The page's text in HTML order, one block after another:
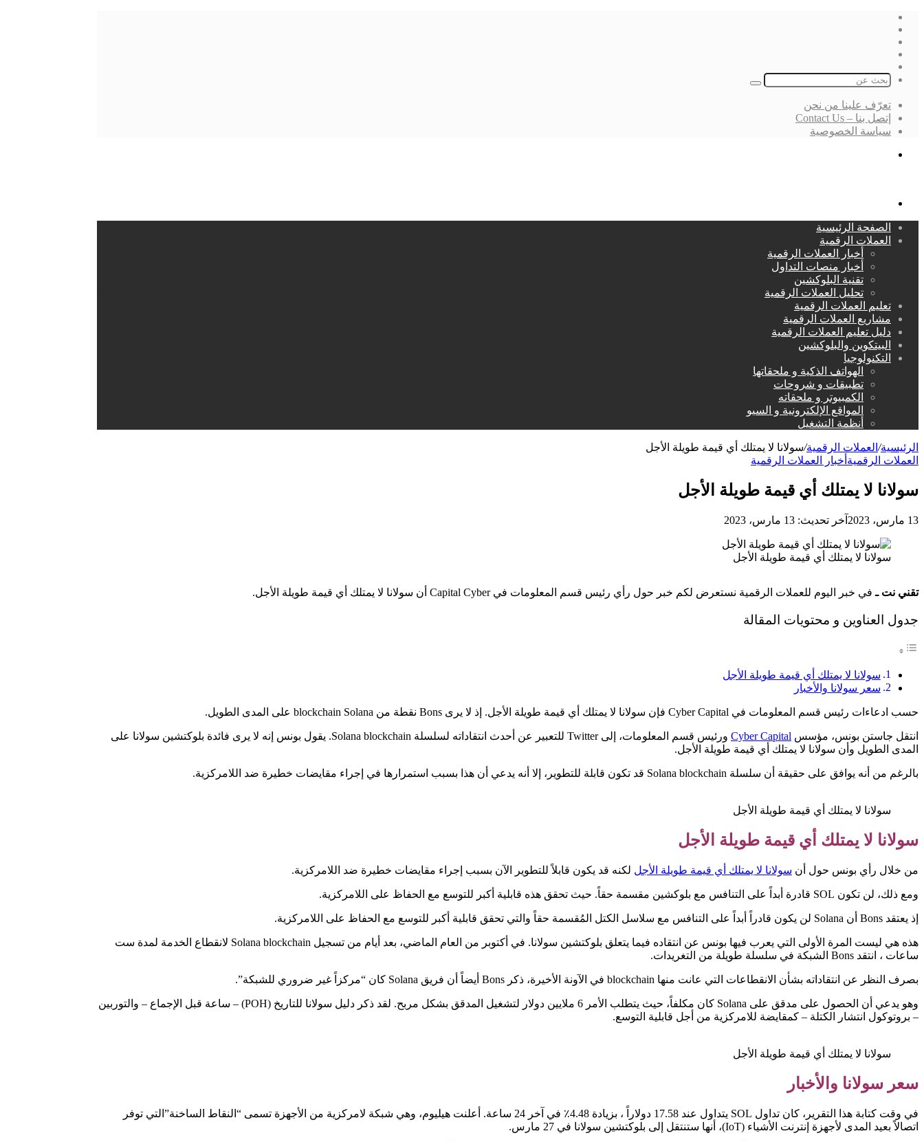
بحث
تعرّف علينا من نحن
إتصل بنا – Contact Us
سياسة الخصوصية
الصفحة الرئيسية
العملات الرقمية
أخبار العملات الرقمية
أخبار منصات التداول
تقنية البلوكشين
تحليل العملات الرقمية
تعليم العملات الرقمية
مشاريع العملات الرقمية
دليل تعليم العملات الرقمية
البيتكوين والبلوكشين
التكنولوجيا
الهواتف الذكية و ملحقاتها
تطبيقات و شروحات
الكمبيوتر و ملحقاته
المواقع الإلكترونية و السيو
أنظمة التشغيل
الرئيسية/ العملات الرقمية/سولانا لا يمتلك أي قيمة طويلة الأجل
العملات الرقمية أخبار العملات الرقمية
سولانا لا يمتلك أي قيمة طويلة الأجل
13 مارس، 2023 آخر تحديث: 13 مارس، 2023
سولانا لا يمتلك أي قيمة طويلة الأجل
تقني نت ـفي خبر اليوم للعملات الرقمية نستعرض لكم خبر حول رأي رئيس قسم المعلومات في Capital Cyber أن سولانا لا يمتلك أي قيمة طويلة الأجل.
جدول العناوين و محتويات المقالة
سولانا لا يمتلك أي قيمة طويلة الأجل
سعر سولانا والأخبار
حسب ادعاءات رئيس قسم المعلومات في Cyber Capital فإن سولانا لا يمتلك أي قيمة طويلة الأجل. إذ لا يرى Bons نقطة من blockchain Solana على المدى الطويل.
انتقل جاستن بونس، مؤسس Cyber Capital
ورئيس قسم المعلومات، إلى Twitter للتعبير عن أحدث انتقاداته لسلسلة Solana blockchain. يقول بونس إنه لا يرى فائدة بلوكتشين سولانا على
المدى الطويل وأن سولانا لا يمتلك أي قيمة طويلة الأجل.
بالرغم من أنه يوافق على حقيقة أن سلسلة Solana blockchain قد تكون قابلة للتطوير، إلا أنه يدعي أن هذا بسبب استمرارها في إجراء مقايضات خطيرة ضد اللامركزية.
سولانا لا يمتلك أي قيمة طويلة الأجل
سولانا لا يمتلك أي قيمة طويلة الأجل
من خلال رأي بونس حول أن سولانا لا يمتلك أي قيمة طويلة الأجل لكنه قد يكون قابلاً للتطوير الآن بسبب إجراء مقايضات خطيرة ضد اللامركزية.
ومع ذلك، لن تكون SOL قادرة أبداً على التنافس مع بلوكشين مقسمة حقاً. حيث تحقق هذه قابلية أكبر للتوسع مع الحفاظ على اللامركزية.
إذ يعتقد Bons أن Solana لن يكون قادراً أبداً على التنافس مع سلاسل الكتل المُقسمة حقاً والتي تحقق قابلية أكبر للتوسع مع الحفاظ على اللامركزية.
هذه هي ليست المرة الأولى التي يعرب فيها بونس عن انتقاده فيما يتعلق بلوكتشين سولانا. في أكتوبر من العام الماضي، بعد أيام من تسجيل Solana blockchain لانقطاع الخدمة لمدة ست
ساعات ، انتقد Bons الشبكة في سلسلة طويلة من التغريدات.
بصرف النظر عن انتقاداته بشأن الانقطاعات التي عانت منها blockchain في الآونة الأخيرة، ذكر Bons أيضاً أن فريق Solana كان “مركزاً غير ضروري للشبكة”.
وهو يدعي أن الحصول على مدقق على Solana كان مكلفاً، حيث يتطلب الأمر 6 ملايين دولار لتشغيل المدقق بشكل مربح. لقد ذكر دليل سولانا للتاريخ (POH) – ساعة قبل الإجماع – والتوربين
– بروتوكول انتشار الكتلة – كمقايضة للامركزية من أجل قابلية التوسع.
سولانا لا يمتلك أي قيمة طويلة الأجل
سعر سولانا والأخبار
في وقت كتابة هذا التقرير، كان تداول SOL يتداول عند 17.58 دولاراً ، بزيادة 4.48٪ في آخر 24 ساعة. أعلنت هيليوم، وهي شبكة لامركزية من الأجهزة تسمى “النقاط الساخنة”التي توفر
اتصالاً بعيد المدى لأجهزة إنترنت الأشياء (IoT)، أنها ستنتقل إلى بلوكتشين سولانا في 27 مارس.